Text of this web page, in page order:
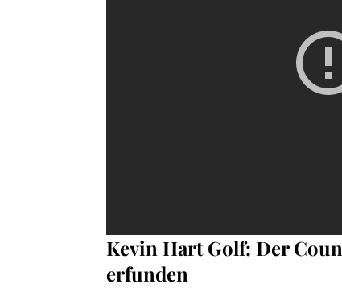
Kevin Hart Golf: Der
erfunden